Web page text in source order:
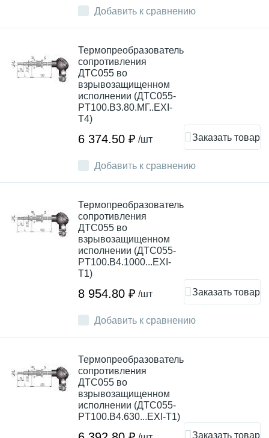
Добавить к сравнению
Добавить к сравнению
Термопреобразователь
сопротивления
ДТС055 во
взрывозащищенном
исполнении (ДТС055-
PT100.В3.80.МГ..EXI-
Т4)
6 374.50 ₽ /шт Заказать товар
Добавить к сравнению
Термопреобразователь
сопротивления
ДТС055 во
взрывозащищенном
исполнении (ДТС055-
PT100.В4.1000...EXI-
T1)
8 954.80 ₽ /шт Заказать товар
Термопреобразователь
сопротивления
ДТС055 во
взрывозащищенном
исполнении (ДТС055-
PT100.В4.630...EXI-T1)
Заказать товар